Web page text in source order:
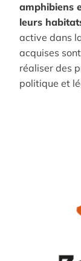
amphibiens
leurs
active dans
acquises
réaliser des
politique et